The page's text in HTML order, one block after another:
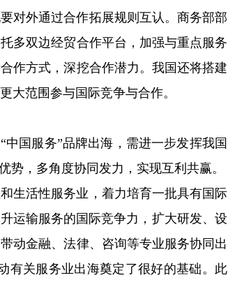
对外通过合作拓展规则互认。商务部部
多双边经贸合作平台，加强与重点服务
作方式，深挖合作潜力。我国还将搭建
大范围参与国际竞争与合作。
国服务”品牌出海，需进一步发挥我国
势，多角度协同发力，实现互利共赢。
生活性服务业，着力培育一批具有国际
运输服务的国际竞争力，扩大研发、设
动金融、法律、咨询等专业服务协同出
有关服务业出海奠定了很好的基础。此